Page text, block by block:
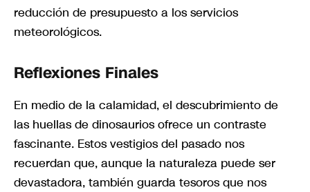
reducción de presupuesto a los servicios
meteorológicos.
Reflexiones Finales
En medio de la calamidad, el descubrimiento de
las huellas de dinosaurios ofrece un contraste
fascinante. Estos vestigios del pasado nos
recuerdan que, aunque la naturaleza puede ser
devastadora, también guarda tesoros que nos